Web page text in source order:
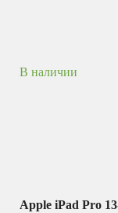
В наличии
Apple iPad Pro